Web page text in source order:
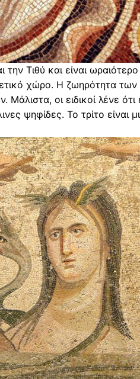
Τιθύ και είναι
χώρο. Η ζωηρότητα
οι ειδικοί λένε ότι
ψηφίδες. Το τρίτο είναι